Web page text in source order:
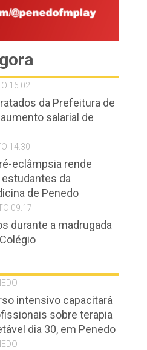
16:02
da Prefeitura de
salarial de
14:30
eclâmpsia rende
da
de Penedo
09:17
durante a madrugada
intensivo capacitará
sobre terapia
dia 30, em Penedo